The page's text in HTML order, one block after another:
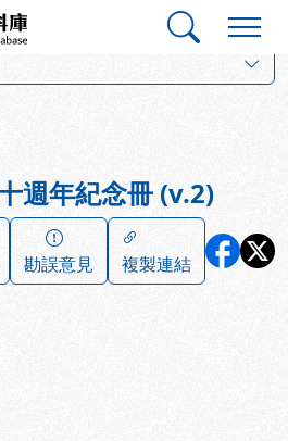
庫
週年紀念冊 (v.2)
勘誤意見
複製連結